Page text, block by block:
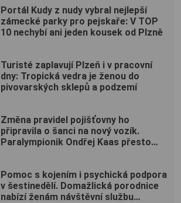
Portál Kudy z nudy vybral nejlepší
zámecké parky pro pejskaře: V TOP
10 nechybí ani jeden kousek od Plzně
Turisté zaplavují Plzeň i v pracovní
dny: Tropická vedra je ženou do
pivovarských sklepů a podzemí
Změna pravidel pojišťovny ho
připravila o šanci na nový vozík.
Paralympionik Ondřej Kaas přesto
Pomoc s kojením i psychická podpora
v šestinedělí. Domažlická porodnice
nabízí ženám návštěvní službu